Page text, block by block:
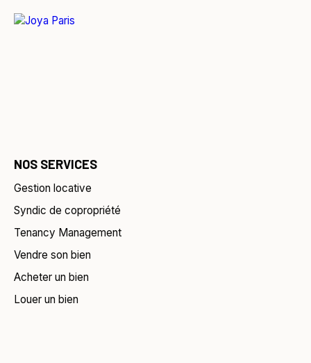
NOS SERVICES
Gestion locative
Syndic de copropriété
Tenancy Management
Vendre son bien
Acheter un bien
Louer un bien